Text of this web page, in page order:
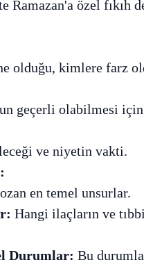
Ramazan'a özel fıkıh
olduğu, kimlere farz
geçerli olabilmesi
ve niyetin vakti.
en temel unsurlar.
Hangi ilaçların ve tıbbi
Durumlar: Bu